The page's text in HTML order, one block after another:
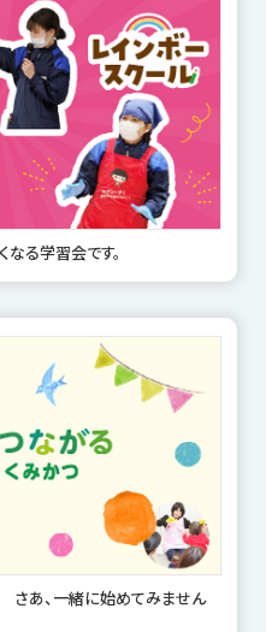
なる学習会です。
あ、一緒に始めてみません